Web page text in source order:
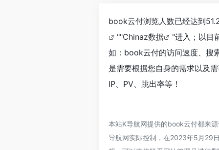
book云付浏览人数已经达到
""Chinaz数据
"进入；以目
如：book云付的访问速度、搜
是需要根据您自身的需求以及
IP、PV、跳出率等！
本站K导航网提供的book云付都来
导航网实际控制，在2023年5月29